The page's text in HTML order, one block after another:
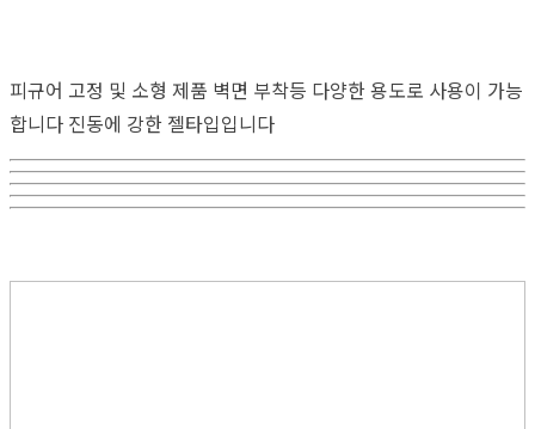
피규어 고정 및 소형 제품 벽면 부착등 다양한 용도로 사용이 가능
합니다 진동에 강한 젤타입입니다